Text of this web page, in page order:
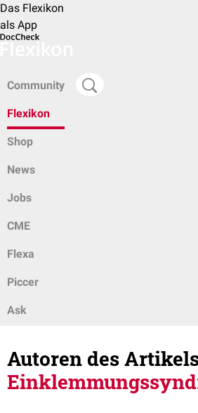
Das Flexikon
als App
Community
Flexikon
Shop
News
Jobs
CME
Flexa
Piccer
Ask
Autoren des